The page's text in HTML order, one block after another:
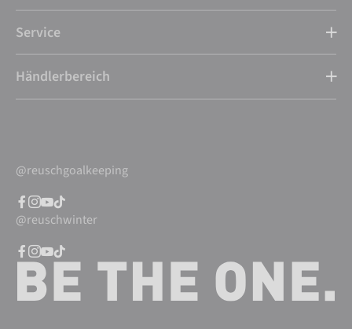
Service
Händlerbereich
@reuschgoalkeeping
@reuschwinter